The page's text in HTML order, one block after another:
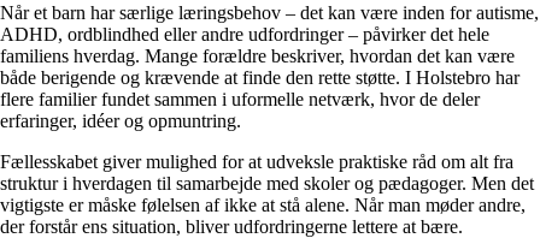
Når et barn har særlige læringsbehov – det kan være inden for autisme,
ADHD, ordblindhed eller andre udfordringer – påvirker det hele
familiens hverdag. Mange forældre beskriver, hvordan det kan være
både berigende og krævende at finde den rette støtte. I Holstebro har
flere familier fundet sammen i uformelle netværk, hvor de deler
erfaringer, idéer og opmuntring.
Fællesskabet giver mulighed for at udveksle praktiske råd om alt fra
struktur i hverdagen til samarbejde med skoler og pædagoger. Men det
vigtigste er måske følelsen af ikke at stå alene. Når man møder andre,
der forstår ens situation, bliver udfordringerne lettere at bære.